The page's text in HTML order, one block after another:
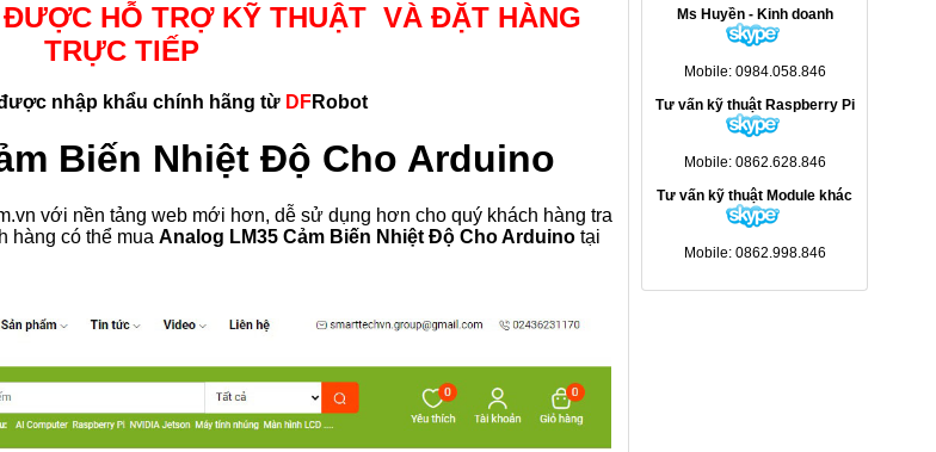
Ms Huyền - Kinh doanh
Mobile: 0984.058.846
Tư vấn kỹ thuật Raspberry Pi
Mobile: 0862.628.846
Tư vấn kỹ thuật Module khác
Mobile: 0862.998.846
HỖ TRỢ KỸ THUẬT VÀ ĐẶT HÀNG
TRỰC TIẾP
nhập khẩu chính hãng từ DFRobot
Biến Nhiệt Độ Cho Arduino
với nền tảng web mới hơn, dễ sử dụng hơn cho quý khách hàng tra
hàng có thể mua Analog LM35 Cảm Biến Nhiệt Độ Cho Arduino tại